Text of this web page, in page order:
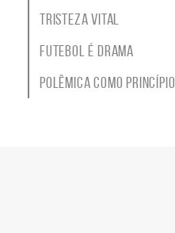
Tristeza Vital
Futebol é Drama
Polêmica como Princípio